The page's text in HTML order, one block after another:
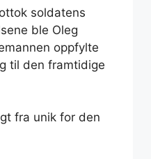
soldatens
ble Oleg
oppfylte
til den framtidige
fra unik for den